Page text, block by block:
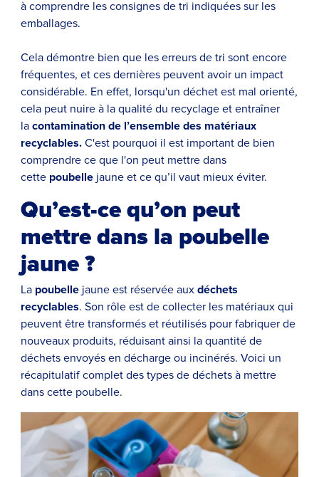
à comprendre les consignes de tri indiquées sur les
emballages.
Cela démontre bien que les erreurs de tri sont encore
fréquentes, et ces dernières peuvent avoir un impact
considérable. En effet, lorsqu'un déchet est mal orienté,
cela peut nuire à la qualité du recyclage et entraîner
la contamination de l’ensemble des matériaux
recyclables. C'est pourquoi il est important de bien
comprendre ce que l'on peut mettre dans
cette poubelle jaune et ce qu’il vaut mieux éviter.
Qu’est-ce qu’on peut
mettre dans la poubelle
jaune ?
La poubelle jaune est réservée aux déchets
recyclables. Son rôle est de collecter les matériaux qui
peuvent être transformés et réutilisés pour fabriquer de
nouveaux produits, réduisant ainsi la quantité de
déchets envoyés en décharge ou incinérés. Voici un
récapitulatif complet des types de déchets à mettre
dans cette poubelle.